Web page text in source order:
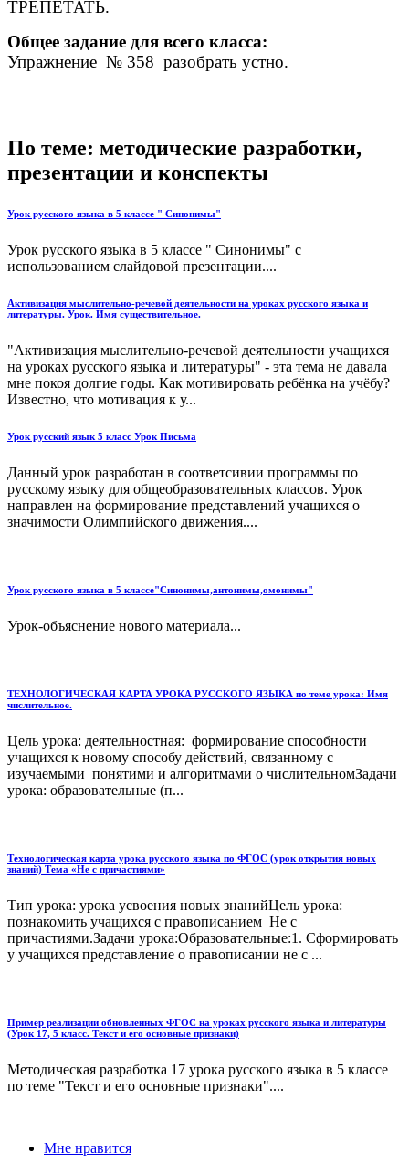
ТРЕПЕТАТЬ.
Общее задание для всего класса:
Упражнение № 358 разобрать устно.
По теме: методические разработки,
презентации и конспекты
Урок русского языка в 5 классе " Синонимы"
Урок русского языка в 5 классе " Синонимы" с
использованием слайдовой презентации....
Активизация мыслительно-речевой деятельности на уроках русского языка и
литературы. Урок. Имя существительное.
"Активизация мыслительно-речевой деятельности учащихся
на уроках русского языка и литературы" - эта тема не давала
мне покоя долгие годы. Как мотивировать ребёнка на учёбу?
Известно, что мотивация к у...
Урок русский язык 5 класс Урок Письма
Данный урок разработан в соответсивии программы по
русскому языку для общеобразовательных классов. Урок
направлен на формирование представлений учащихся о
значимости Олимпийского движения....
Урок русского языка в 5 классе"Синонимы,антонимы,омонимы"
Урок-объяснение нового материала...
ТЕХНОЛОГИЧЕСКАЯ КАРТА УРОКА РУССКОГО ЯЗЫКА по теме урока: Имя
числительное.
Цель урока: деятельностная: формирование способности
учащихся к новому способу действий, связанному с
изучаемыми понятими и алгоритмами о числительномЗадачи
урока: образовательные (п...
Технологическая карта урока русского языка по ФГОС (урок открытия новых
знаний) Тема «Не с причастиями»
Тип урока: урока усвоения новых знанийЦель урока:
познакомить учащихся с правописанием Не с
причастиями.Задачи урока:Образовательные:1. Сформировать
у учащихся представление о правописании не с ...
Пример реализации обновленных ФГОС на уроках русского языка и литературы
(Урок 17, 5 класс. Текст и его основные признаки)
Методическая разработка 17 урока русского языка в 5 классе
по теме "Текст и его основные признаки"....
Мне нравится